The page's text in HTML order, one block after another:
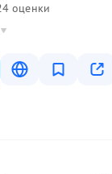
оценки